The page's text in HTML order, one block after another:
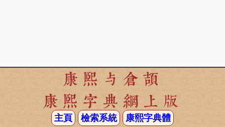
康熙与倉頡
康熙字典網上版
主頁 檢索系統 康熙字典體